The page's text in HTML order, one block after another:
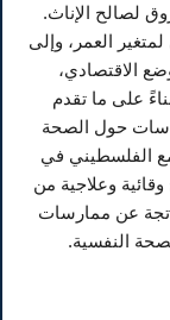
لصالح الإناث.
العمر، وإلى
الاقتصادي،
على ما تقدم
حول الصحة
الفلسطيني في
وعلاجية من
عن ممارسات
النفسية.